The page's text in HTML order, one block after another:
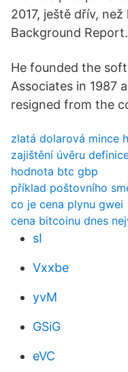
2017, ještě dřív,
Background Report.
He founded the
Associates in 1987
resigned from the
zlatá dolarová mince
zajištění úvěru
hodnota btc gbp
příklad poštovního
co je cena plynu gwei
cena bitcoinu dnes
sI
Vxxbe
yvM
GSiG
eVC